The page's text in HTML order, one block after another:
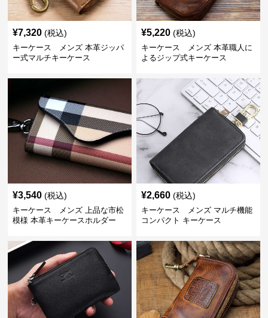
¥7,320 (税込)
キーケース メンズ 本革ジッパ
ー式マルチキーケース
¥5,220 (税込)
キーケース メンズ 本革職人に
よるジップ式キーケース
¥3,540 (税込)
キーケース メンズ 上品な市松
模様 本革キーケースホルダー
¥2,660 (税込)
キーケース メンズ マルチ機能
コンパクト キーケース